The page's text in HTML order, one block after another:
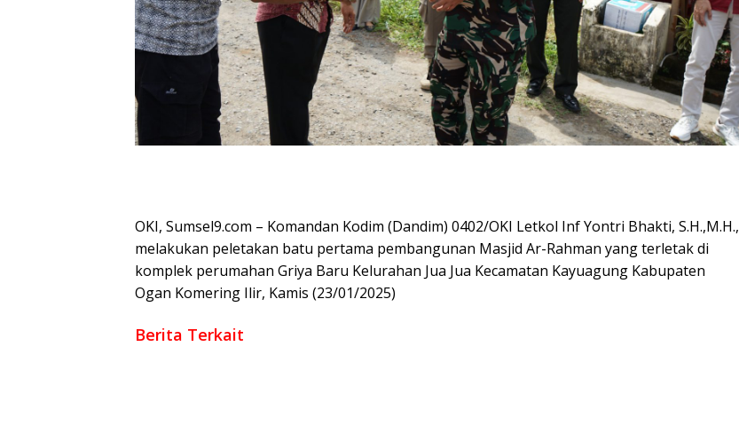
OKI, Sumsel9.com – Komandan Kodim (Dandim) 0402/OKI Letkol Inf Yontri Bhakti, S.H.,M.H.,
melakukan peletakan batu pertama pembangunan Masjid Ar-Rahman yang terletak di
komplek perumahan Griya Baru Kelurahan Jua Jua Kecamatan Kayuagung Kabupaten
Ogan Komering Ilir, Kamis (23/01/2025)
Berita Terkait